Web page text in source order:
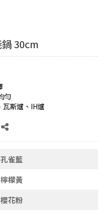
30cm
勻
瓦斯爐、IH爐
雀藍
檬黃
花粉